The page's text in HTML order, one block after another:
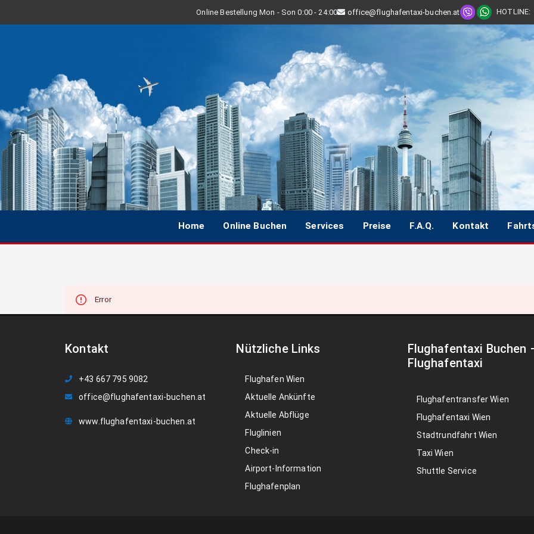
Online Bestellung Mon - Son 0:00 - 24:00 office@flughafentaxi-buchen.at HOTLINE:
Home Online Buchen Services Preise F.A.Q. Kontakt
Error
Kontakt
+43 667 795 9082
office@flughafentaxi-buchen.at
www.flughafentaxi-buchen.at
Nützliche Links
Flughafen Wien
Aktuelle Ankünfte
Aktuelle Abflüge
Fluglinien
Check-in
Airport-Information
Flughafenplan
Flughafentaxi Buchen
Flughafentaxi
Flughafentransfer Wien
Flughafentaxi Wien
Stadtrundfahrt Wien
Taxi Wien
Shuttle Service